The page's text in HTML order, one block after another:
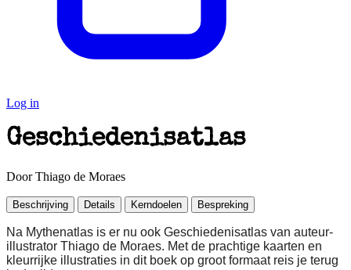
Log in
Geschiedenisatlas
Door Thiago de Moraes
Beschrijving Details Kerndoelen Bespreking
Na Mythenatlas is er nu ook Geschiedenisatlas van auteur-
illustrator Thiago de Moraes. Met de prachtige kaarten en
kleurrijke illustraties in dit boek op groot formaat reis je terug